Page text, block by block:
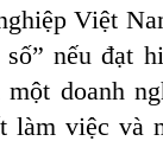
Việt
nếu đạt
doanh
làm việc và